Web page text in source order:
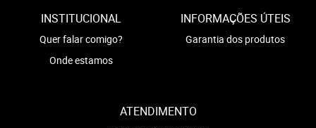
INSTITUCIONAL
Quer falar comigo?
Onde estamos
INFORMAÇÕES ÚTEIS
Garantia dos produtos
ATENDIMENTO